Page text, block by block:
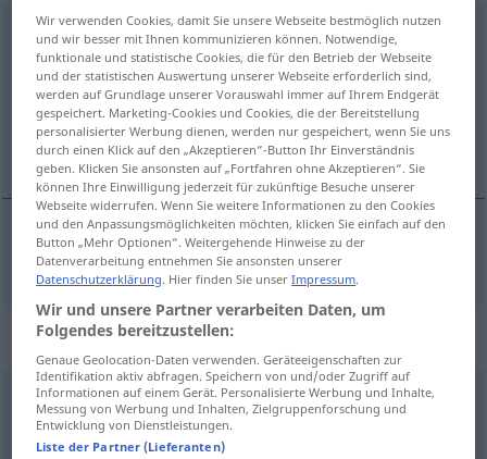
Schnapsm <-es;Schnäpse>
Übersicht aller Übersetzungen
(Für mehr Details die Übersetzung anklicken/antippen)
rakı, içki
rakı, (sert)içki Schnaps
Synonyme für "Schnaps"
Spirituosen (Plural) ,Sprit (ugs.),Branntwein,Sterbehilfe
(ugs., abwertend, ironisch)
Wir verwenden Cookies, damit Sie unsere Webseite bestmöglich nutzen
und wir besser mit Ihnen kommunizieren können. Notwendige,
funktionale und statistische Cookies, die für den Betrieb der Webseite
und der statistischen Auswertung unserer Webseite erforderlich sind,
werden auf Grundlage unserer Vorauswahl immer auf Ihrem Endgerät
gespeichert. Marketing-Cookies und Cookies, die der Bereitstellung
personalisierter Werbung dienen, werden nur gespeichert, wenn Sie uns
durch einen Klick auf den „Akzeptieren“-Button Ihr Einverständnis
geben. Klicken Sie ansonsten auf „Fortfahren ohne Akzeptieren“. Sie
können Ihre Einwilligung jederzeit für zukünftige Besuche unserer
Webseite widerrufen. Wenn Sie weitere Informationen zu den Cookies
und den Anpassungsmöglichkeiten möchten, klicken Sie einfach auf den
Button „Mehr Optionen“. Weitergehende Hinweise zu der
Datenverarbeitung entnehmen Sie ansonsten unserer
Datenschutzerklärung. Hier finden Sie unserImpressum.
Wir und unsere Partner verarbeiten Daten, um
Folgendes bereitzustellen:
Genaue Geolocation-Daten verwenden. Geräteeigenschaften zur
Identifikation aktiv abfragen. Speichern von und/oder Zugriff auf
Informationen auf einem Gerät. Personalisierte Werbung und Inhalte,
Messung von Werbung und Inhalten, Zielgruppenforschung und
Entwicklung von Dienstleistungen.
Liste der Partner (Lieferanten)